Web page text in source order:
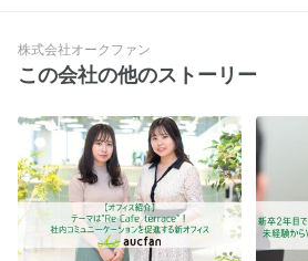
株式会社オークファン
この会社の他のストーリー